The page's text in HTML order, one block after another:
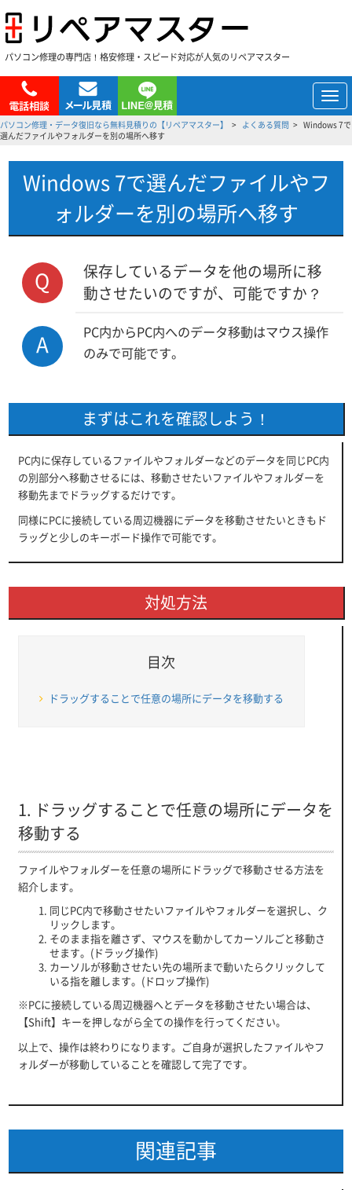
パソコン修理の専門店！格安修理・スピード対応が人気のリペアマスター
メ
ニ
ュ
パソコン修理・データ復旧なら無料見積りの【リペアマスター】 よくある質問
Windows 7で
選んだファイルやフォルダーを別の場所へ移す
Windows 7で選んだファイルやフ
ォルダーを別の場所へ移す
Q
保存しているデータを他の場所に移
動させたいのですが、可能ですか？
A
PC内からPC内へのデータ移動はマウス操作
のみで可能です。
まずはこれを確認しよう！
PC内に保存しているファイルやフォルダーなどのデータを同じPC内
の別部分へ移動させるには、移動させたいファイルやフォルダーを
移動先までドラッグするだけです。
同様にPCに接続している周辺機器にデータを移動させたいときもド
ラッグと少しのキーボード操作で可能です。
対処方法
目次
ドラッグすることで任意の場所にデータを移動する
1. ドラッグすることで任意の場所にデータを
移動する
ファイルやフォルダーを任意の場所にドラッグで移動させる方法を
紹介します。
同じPC内で移動させたいファイルやフォルダーを選択し、ク
リックします。
そのまま指を離さず、マウスを動かしてカーソルごと移動さ
せます。(ドラッグ操作)
カーソルが移動させたい先の場所まで動いたらクリックして
いる指を離します。(ドロップ操作)
※PCに接続している周辺機器へとデータを移動させたい場合は、
【Shift】キーを押しながら全ての操作を行ってください。
以上で、操作は終わりになります。ご自身が選択したファイルやフ
ォルダーが移動していることを確認して完了です。
関連記事